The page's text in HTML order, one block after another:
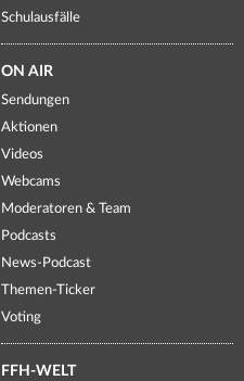
Schulausfälle
ON AIR
Sendungen
Aktionen
Videos
Webcams
Moderatoren & Team
Podcasts
News-Podcast
Themen-Ticker
Voting
FFH-WELT